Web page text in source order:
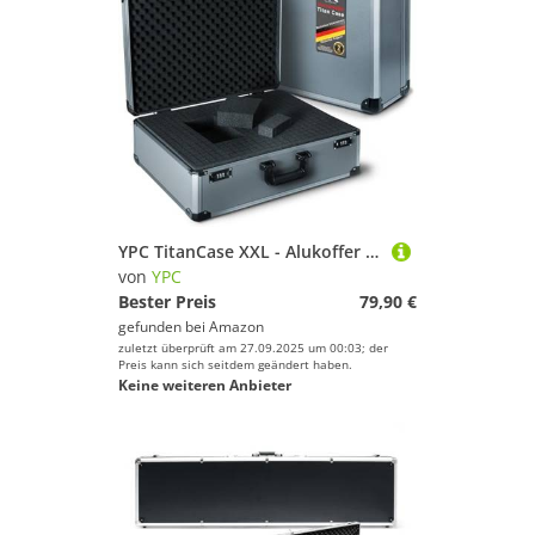
YPC TitanCase XXL - Alukoffer 55x40x20 cm mit Würfelschaum, Universalkoffer, Drohnenkoffer, Pistolenkoffer, Werkzeugkoffer leer
von YPC
Bester Preis
79,90 €
gefunden bei Amazon
zuletzt überprüft am 27.09.2025 um 00:03; der
Preis kann sich seitdem geändert haben.
Keine weiteren Anbieter